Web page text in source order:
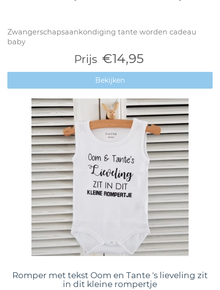
Zwangerschapsaankondiging tante worden cadeau
baby
Prijs €14,95
Bekijken
Romper met tekst Oom en Tante 's lieveling zit
in dit kleine rompertje